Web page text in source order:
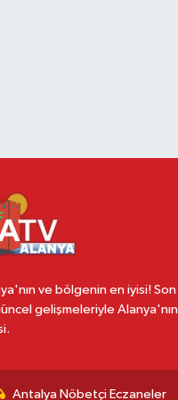
ve bölgenin en iyisi!
gelişmeleriyle
Antalya Nöbetçi Eczaneler